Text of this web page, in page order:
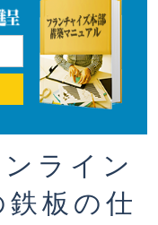
ライン
板の仕